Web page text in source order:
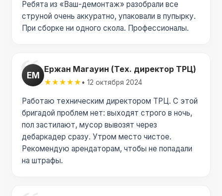
Ребята из «Ваш-демонтаж» разобрали все
струной очень аккуратно, упаковали в пупырку.
При сборке ни одного скола. Профессионалы.
ЕМ
Ержан Магауин (Тех. директор ТРЦ)
★★★★★• 12 октября 2024
Работаю техническим директором ТРЦ. С этой
бригадой проблем нет: выходят строго в ночь,
пол застилают, мусор вывозят через
дебаркадер сразу. Утром место чистое.
Рекомендую арендаторам, чтобы не попадали
на штрафы.